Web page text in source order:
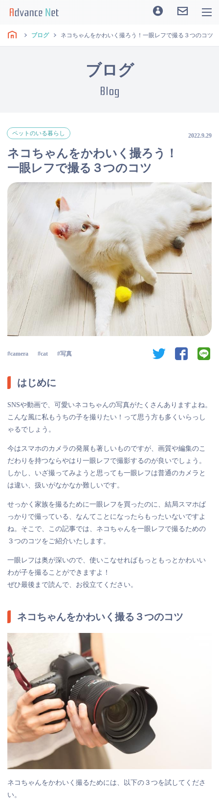
ブログ ネコちゃんをかわいく撮ろう！一眼レフで撮る３つのコツ
ブログ
Blog
ペットのいる暮らし 2022.9.29
ネコちゃんをかわいく撮ろう！
一眼レフで撮る３つのコツ
camera cat 写真 twitter facebook
はじめに
SNSや動画で、可愛いネコちゃんの写真がたくさんありますよね。
こんな風に私もうちの子を撮りたい！って思う方も多くいらっし
ゃるでしょう。
今はスマホのカメラの発展も著しいものですが、画質や編集のこ
だわりを持つならやはり一眼レフで撮影するのが良いでしょう。
しかし、いざ撮ってみようと思っても一眼レフは普通のカメラと
は違い、扱いがなかなか難しいです。
せっかく家族を撮るために一眼レフを買ったのに、結局スマホば
っかりで撮っている、なんてことになったらもったいないですよ
ね。そこで、この記事では、ネコちゃんを一眼レフで撮るための
３つのコツをご紹介いたします。
一眼レフは奥が深いので、使いこなせればもっともっとかわいい
わが子を撮ることができますよ！
ぜひ最後まで読んで、お役立てください。
ネコちゃんをかわいく撮る３つのコツ
ネコちゃんをかわいく撮るためには、以下の３つを試してくださ
い。